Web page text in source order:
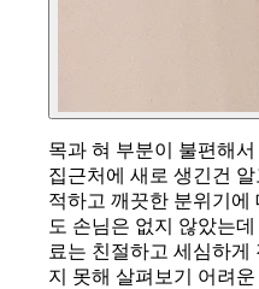
목과 혀 부분이 불편해
집근처에 새로 생긴건
적하고 깨끗한 분위기에
도 손님은 없지 않았는
료는 친절하고 세심하게
지 못해 살펴보기 어려